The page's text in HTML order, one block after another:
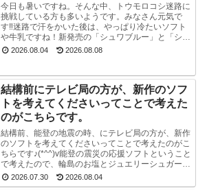
今日も暑いですね。そんな中、トウモロコシ迷路に
挑戦している方も多いようです。みなさん元気で
す‼迷路で汗をかいた後は、やっぱり冷たいソフト
や牛乳ですね！新発売の「シュワブルー」と「シュ
ワグリーン」が只今人気ですぐに売り切れてしまい
2026.08.04 2026.08.08
結構前にテレビ局の方が、新作のソフ
トを考えてくださいってことで考えた
のがこちらです。
結構前、能登の地震の時、にテレビ局の方が、新作
のソフトを考えてくださいってことで考えたのがこ
ちらです♪(*^^)v能登の震災の応援ソフトということ
で考えたので、輪島のお塩とジュエリーシュガーを
使い、海をイメージした水色のスマイルソフトを作
り...
2026.07.30 2026.08.04